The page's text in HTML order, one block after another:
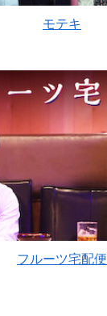
モテキ
フルーツ宅配便